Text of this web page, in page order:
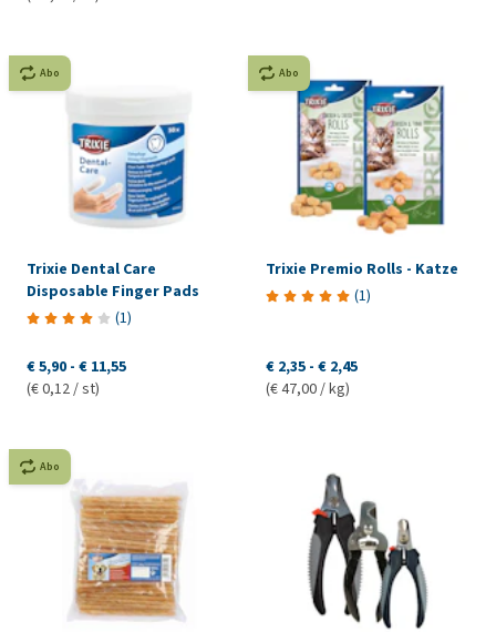
Abo
Trixie Dental Care
Disposable Finger Pads
(1)
€ 5,90 - € 11,55
(€ 0,12 / st)
Abo
Trixie Premio Rolls - Katze
(1)
€ 2,35 - € 2,45
(€ 47,00 / kg)
Abo